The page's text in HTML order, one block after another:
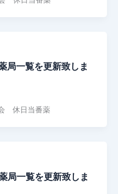
局一覧を更新致しま
休日当番薬
局一覧を更新致しま